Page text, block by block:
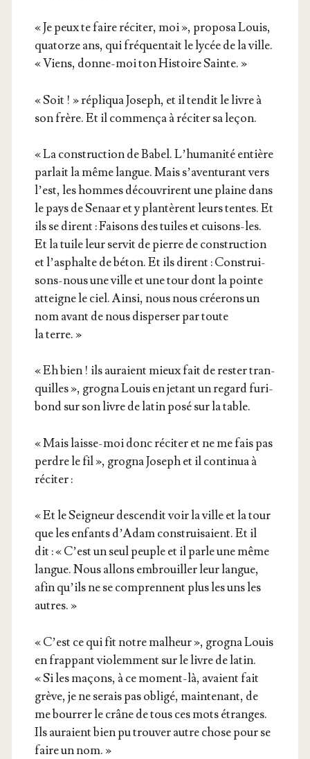
« Je peux te faire réci­ter, moi », pro­po­sa Louis,
qua­torze ans, qui fré­quen­tait le lycée de la ville.
« Viens, donne-moi ton His­toire Sainte. »
« Soit ! » répli­qua Joseph, et il ten­dit le livre à
son frère. Et il com­men­ça à réci­ter sa leçon.
« La construc­tion de Babel. L’hu­ma­ni­té entière
par­lait la même langue. Mais s’a­ven­tu­rant vers
l’est, les hommes décou­vrirent une plaine dans
le pays de Senaar et y plan­tèrent leurs tentes. Et
ils se dirent : Fai­sons des tuiles et cui­sons-les.
Et la tuile leur ser­vit de pierre de construc­tion
et l’as­phalte de béton. Et ils dirent : Construi­
sons-nous une ville et une tour dont la pointe
atteigne le ciel. Ain­si, nous nous crée­rons un
nom avant de nous dis­per­ser par toute
la terre. »
« Eh bien ! ils auraient mieux fait de res­ter tran­
quilles », gro­gna Louis en jetant un regard furi­
bond sur son livre de latin posé sur la table.
« Mais laisse-moi donc réci­ter et ne me fais pas
perdre le fil », gro­gna Joseph et il conti­nua à
réciter :
« Et le Sei­gneur des­cen­dit voir la ville et la tour
que les enfants d’A­dam construi­saient. Et il
dit : « C’est un seul peuple et il parle une même
langue. Nous allons embrouiller leur langue,
afin qu’ils ne se com­prennent plus les uns les
autres. »
« C’est ce qui fit notre mal­heur », gro­gna Louis
en frap­pant vio­lem­ment sur le livre de latin.
« Si les maçons, à ce moment-là, avaient fait
grève, je ne serais pas obli­gé, main­te­nant, de
me bour­rer le crâne de tous ces mots étranges.
Ils auraient bien pu trou­ver autre chose pour se
faire un nom. »